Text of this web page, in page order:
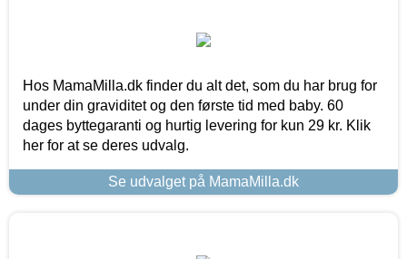
Hos MamaMilla.dk finder du alt det, som du har brug for
under din graviditet og den første tid med baby. 60
dages byttegaranti og hurtig levering for kun 29 kr. Klik
her for at se deres udvalg.
Se udvalget på MamaMilla.dk